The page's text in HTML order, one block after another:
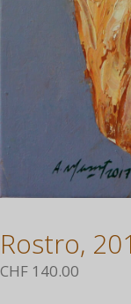
Rostro,
CHF 140.00